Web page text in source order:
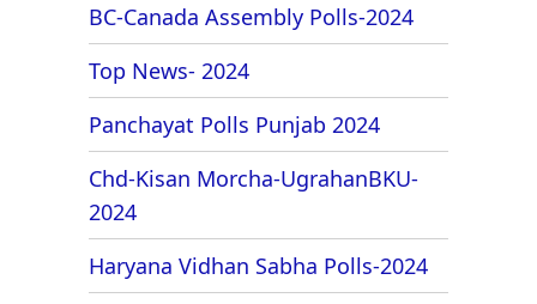
BC-Canada Assembly Polls-2024
Top News- 2024
Panchayat Polls Punjab 2024
Chd-Kisan Morcha-UgrahanBKU-
2024
Haryana Vidhan Sabha Polls-2024